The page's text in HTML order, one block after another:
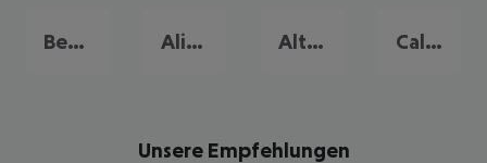
Benidorm Alicante Altea Calpe
Unsere Empfehlungen